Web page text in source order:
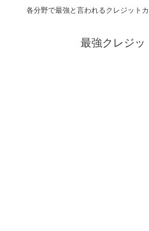
各分野で最強と言われるクレジット
最強クレジッ